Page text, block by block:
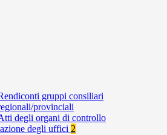
gruppi consiliari
provinciali
degli organi di controllo
degli uffici 2